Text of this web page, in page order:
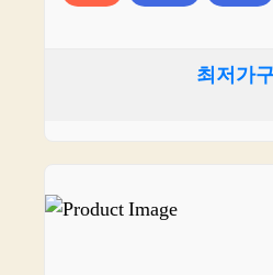
최저가